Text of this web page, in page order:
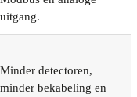
uitgang.
Minder detectoren,
minder bekabeling en